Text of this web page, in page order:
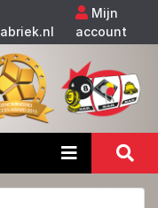
Mijn
account